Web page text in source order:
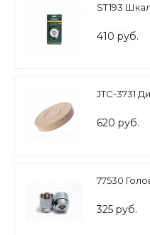
ST193
410 руб.
JTC-3731
620 руб.
77530
325 руб.